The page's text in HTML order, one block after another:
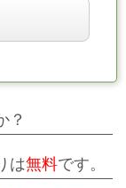
？
は無料です。